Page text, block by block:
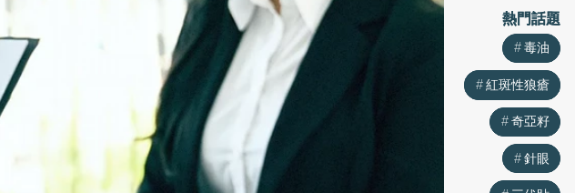
熱門話題
毒油
紅斑性狼瘡
奇亞籽
針眼
熱門話題
毒油
紅斑性狼瘡
奇亞籽
針眼